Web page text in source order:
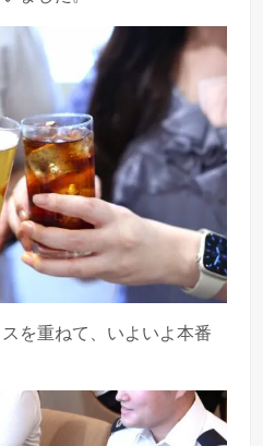
を重ねて、いよいよ本番